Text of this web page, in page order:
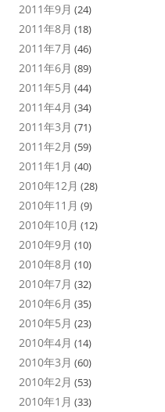
2011年9月 (24)
2011年8月 (18)
2011年7月 (46)
2011年6月 (89)
2011年5月 (44)
2011年4月 (34)
2011年3月 (71)
2011年2月 (59)
2011年1月 (40)
2010年12月 (28)
2010年11月 (9)
2010年10月 (12)
2010年9月 (10)
2010年8月 (10)
2010年7月 (32)
2010年6月 (35)
2010年5月 (23)
2010年4月 (14)
2010年3月 (60)
2010年2月 (53)
2010年1月 (33)